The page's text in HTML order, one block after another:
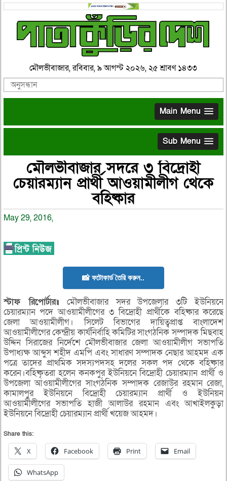
মৌলভীবাজার, রবিবার, ৯ আগস্ট ২০২৬, ২৫ শ্রাবণ ১৪৩৩
Main Menu
Sub Menu
মৌলভীবাজার সদরে ৩ বিদ্রোহী
চেয়ারম্যান প্রার্থী আওয়ামীলীগ থেকে
বহিষ্কার
May 29, 2016,
📸 ফটোকার্ড তৈরি করুন..
স্টাফ রিপোর্টার॥মৌলভীবাজার সদর উপজেলার ৩টি ইউনিয়নে
চেয়ারম্যান পদে আওয়ামীলীগের ৩ বিদ্রোহী প্রার্থীকে বহিষ্কার করেছে
জেলা আওয়ামীলীগ। সিলেট বিভাগের দায়িত্বপ্রাপ্ত বাংলাদেশ
আওয়ামীলীগের কেন্দ্রীয় কার্যনির্বাহি কমিটির সাংগঠনিক সম্পাদক মিছবাহ
উদ্দিন সিরাজের নির্দেশে মৌলভীবাজার জেলা আওয়ামীলীগ সভাপতি
উপাধ্যক্ষ আব্দুস শহীদ এমপি এবং সাধারণ সম্পাদক নেছার আহমদ এক
পত্রে তাদের প্রাথমিক সদস্যপদসহ দলের সকল পদ থেকে বহিষ্কার
করেন।বহিষ্কৃতরা হলেন কনকপুর ইউনিয়নে বিদ্রোহী চেয়ারম্যান প্রার্থী ও
উপজেলা আওয়ামীলীগের সাংগঠনিক সম্পাদক রেজাউর রহমান রেজা,
কামালপুর ইউনিয়নে বিদ্রোহী চেয়ারম্যান প্রার্থী ও ইউনিয়ন
আওয়ামীলীগের সভাপতি হাজী আলাউর রহমান এবং আখাইলকুড়া
ইউনিয়নে বিদ্রোহী চেয়ারম্যান প্রার্থী খয়েজ আহমদ।
Share this:
X Facebook Print Email
WhatsApp